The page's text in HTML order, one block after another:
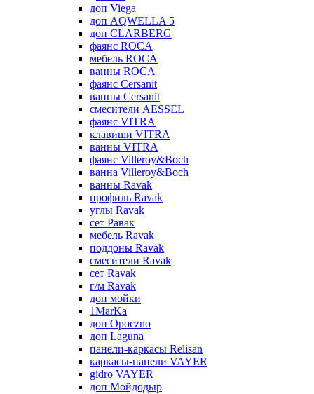
доп Viega
доп AQWELLA 5
доп CLARBERG
фаянс ROCA
мебель ROCA
ванны ROCA
фаянс Cersanit
ванны Cersanit
смесители AESSEL
фаянс VITRA
клавиши VITRA
ванны VITRA
фаянс Villeroy&Boch
ванна Villeroy&Boch
ванны Ravak
профиль Ravak
углы Ravak
сет Равак
мебель Ravak
поддоны Ravak
смесители Ravak
сет Ravak
г/м Ravak
доп мойки
1MarKa
доп Opoczno
доп Laguna
панели-каркасы Relisan
каркасы-панели VAYER
gidro VAYER
доп Мойдодыр